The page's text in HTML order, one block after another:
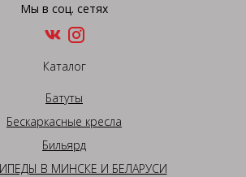
Мы в соц. сетях
Каталог
Батуты
Бескаркасные кресла
Бильярд
В МИНСКЕ И БЕЛАРУСИ